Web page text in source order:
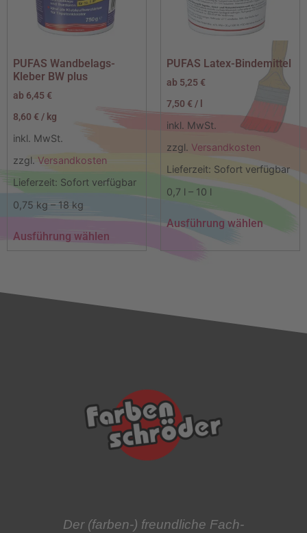
PUFAS Wandbelags-
Kleber BW plus
ab 6,45 €
8,60 € / kg
inkl. MwSt.
zzgl. Versandkosten
Lieferzeit: Sofort verfügbar
0,75 kg – 18 kg
Ausführung wählen
PUFAS Latex-Bindemittel
ab 5,25 €
7,50 € /
inkl. MwSt.
zzgl. Versandkosten
Lieferzeit: Sofort verfügbar
0,7 l – 10 l
Ausführung wählen
Der (farben-) freundliche Fach-